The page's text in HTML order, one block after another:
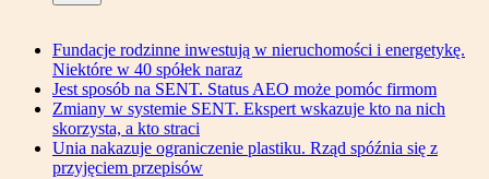
Fundacje rodzinne inwestują w nieruchomości i energetykę.
Niektóre w 40 spółek naraz
Jest sposób na SENT. Status AEO może pomóc firmom
Zmiany w systemie SENT. Ekspert wskazuje kto na nich
skorzysta, a kto straci
Unia nakazuje ograniczenie plastiku. Rząd spóźnia się z
przyjęciem przepisów